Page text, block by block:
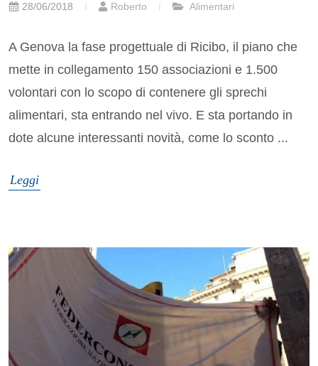
28/06/2018 Roberto Alimentari
A Genova la fase progettuale di Ricibo, il piano che
mette in collegamento 150 associazioni e 1.500
volontari con lo scopo di contenere gli sprechi
alimentari, sta entrando nel vivo. E sta portando in
dote alcune interessanti novità, come lo sconto ...
Leggi